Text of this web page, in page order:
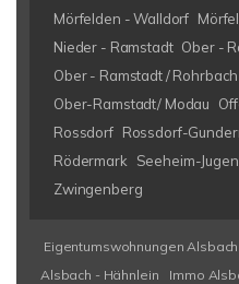
Mörfelden - Walldorf
Nieder - Ramstadt Ober -
Ober - Ramstadt / Rohrbach
Ober-Ramstadt/ Modau
Rossdorf Rossdorf-
Rödermark
Seeheim-
Zwingenberg
Eigentumswohnungen
Alsbach - Hähnlein
Immo